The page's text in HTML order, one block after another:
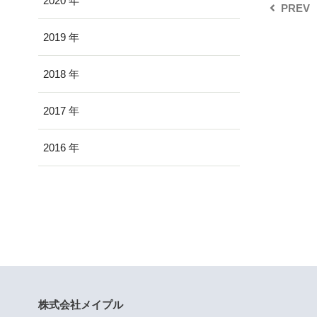
PREV
2019
2018
2017
2016
株式会社メイプル